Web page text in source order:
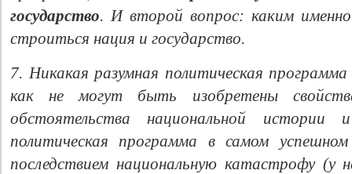
государство. И второй вопрос: каким
строиться нация и государство.
7. Никакая разумная политическая
как не могут быть изобретены
обстоятельства национальной истории
политическая программа в самом
последствием национальную катастрофу (у